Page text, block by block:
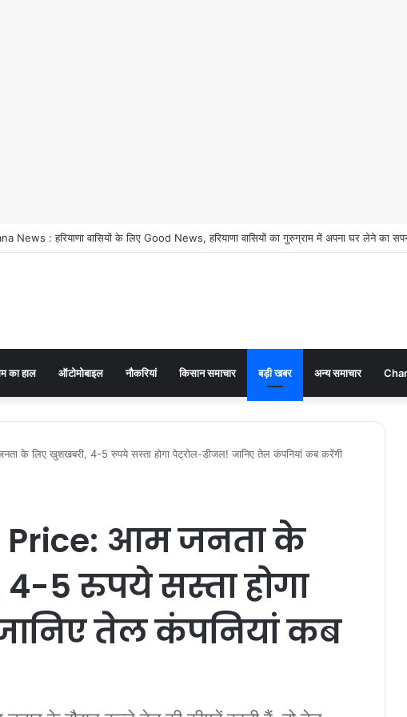
News : हरियाणा वासियों के लिए Good News, हरियाणा वासियों का गुरुग्राम में अपना घर लेने का सपना
का हाल ऑटोमोबाइल नौकरियां किसान समाचार बड़ी खबर अन्य समाचार
के लिए खुशखबरी, 4-5 रुपये सस्ता होगा पेट्रोल-डीजल! जानिए तेल कंपनियां कब करेंगी
Price: आम जनता के
5 रुपये सस्ता होगा
तेल कंपनियां कब